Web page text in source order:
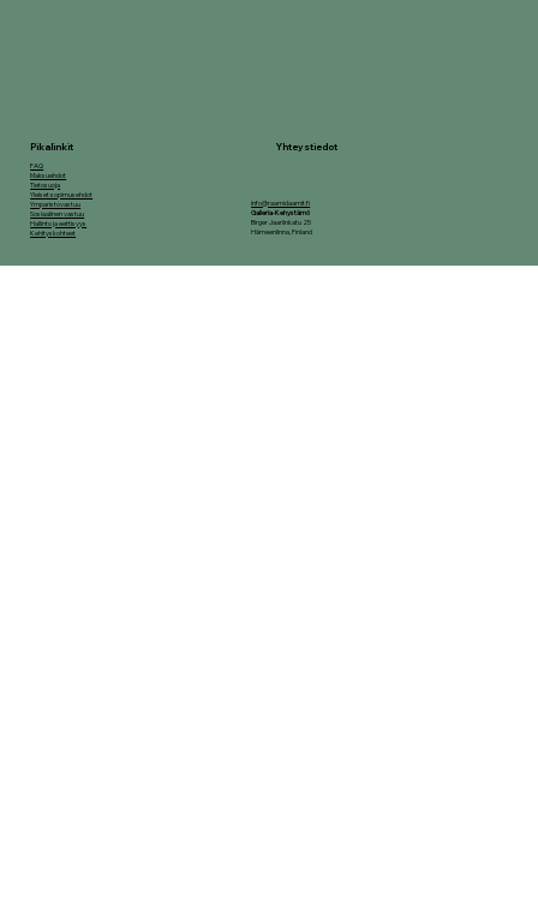
FAQ
Maksuehdot
Tietosuoja
Yleiset sopimusehdot
Ymparistovastuu
Sosiaalinen vastuu
Hallinto ja eettisyys
Kehityskohteet
Pikalinkit Yhteystiedot
info@raamidaamit.fi
Galleria-Kehystämö
Birger Jaarlinkatu 25
Hämeenlinna, Finland